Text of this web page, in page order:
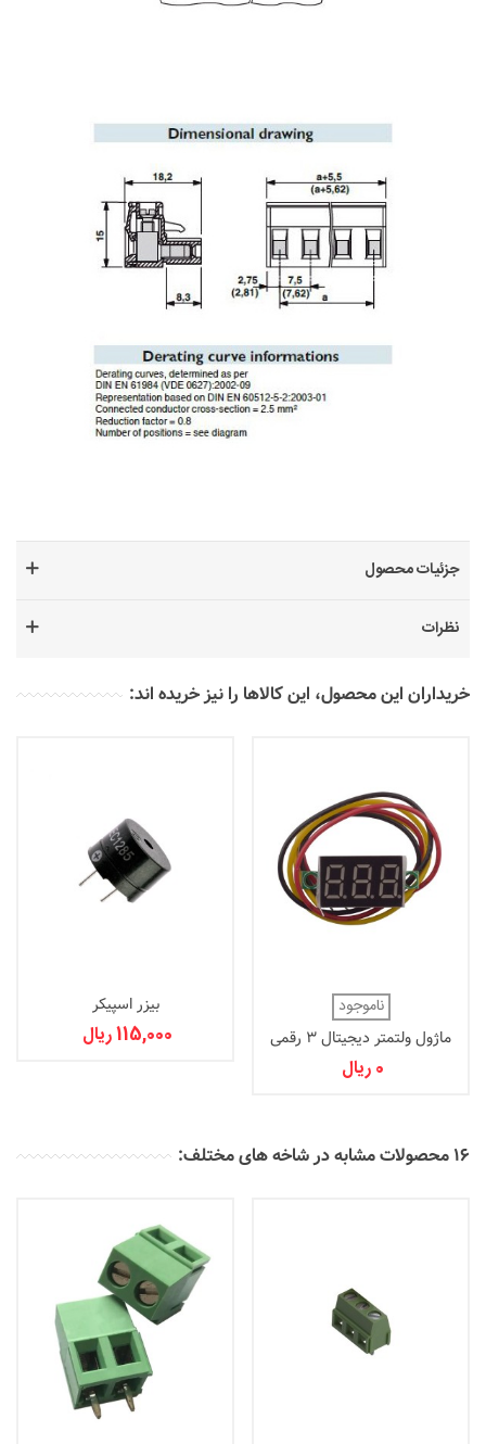
جزئیات محصول
نظرات
خریداران این محصول، این کالاها را نیز خریده اند:
ناموجود
ماژول ولتمتر دیجیتال 3 رقمی
0 ریال
بیزر اسپیکر
115,000 ریال
16 محصولات مشابه در شاخه های مختلف: